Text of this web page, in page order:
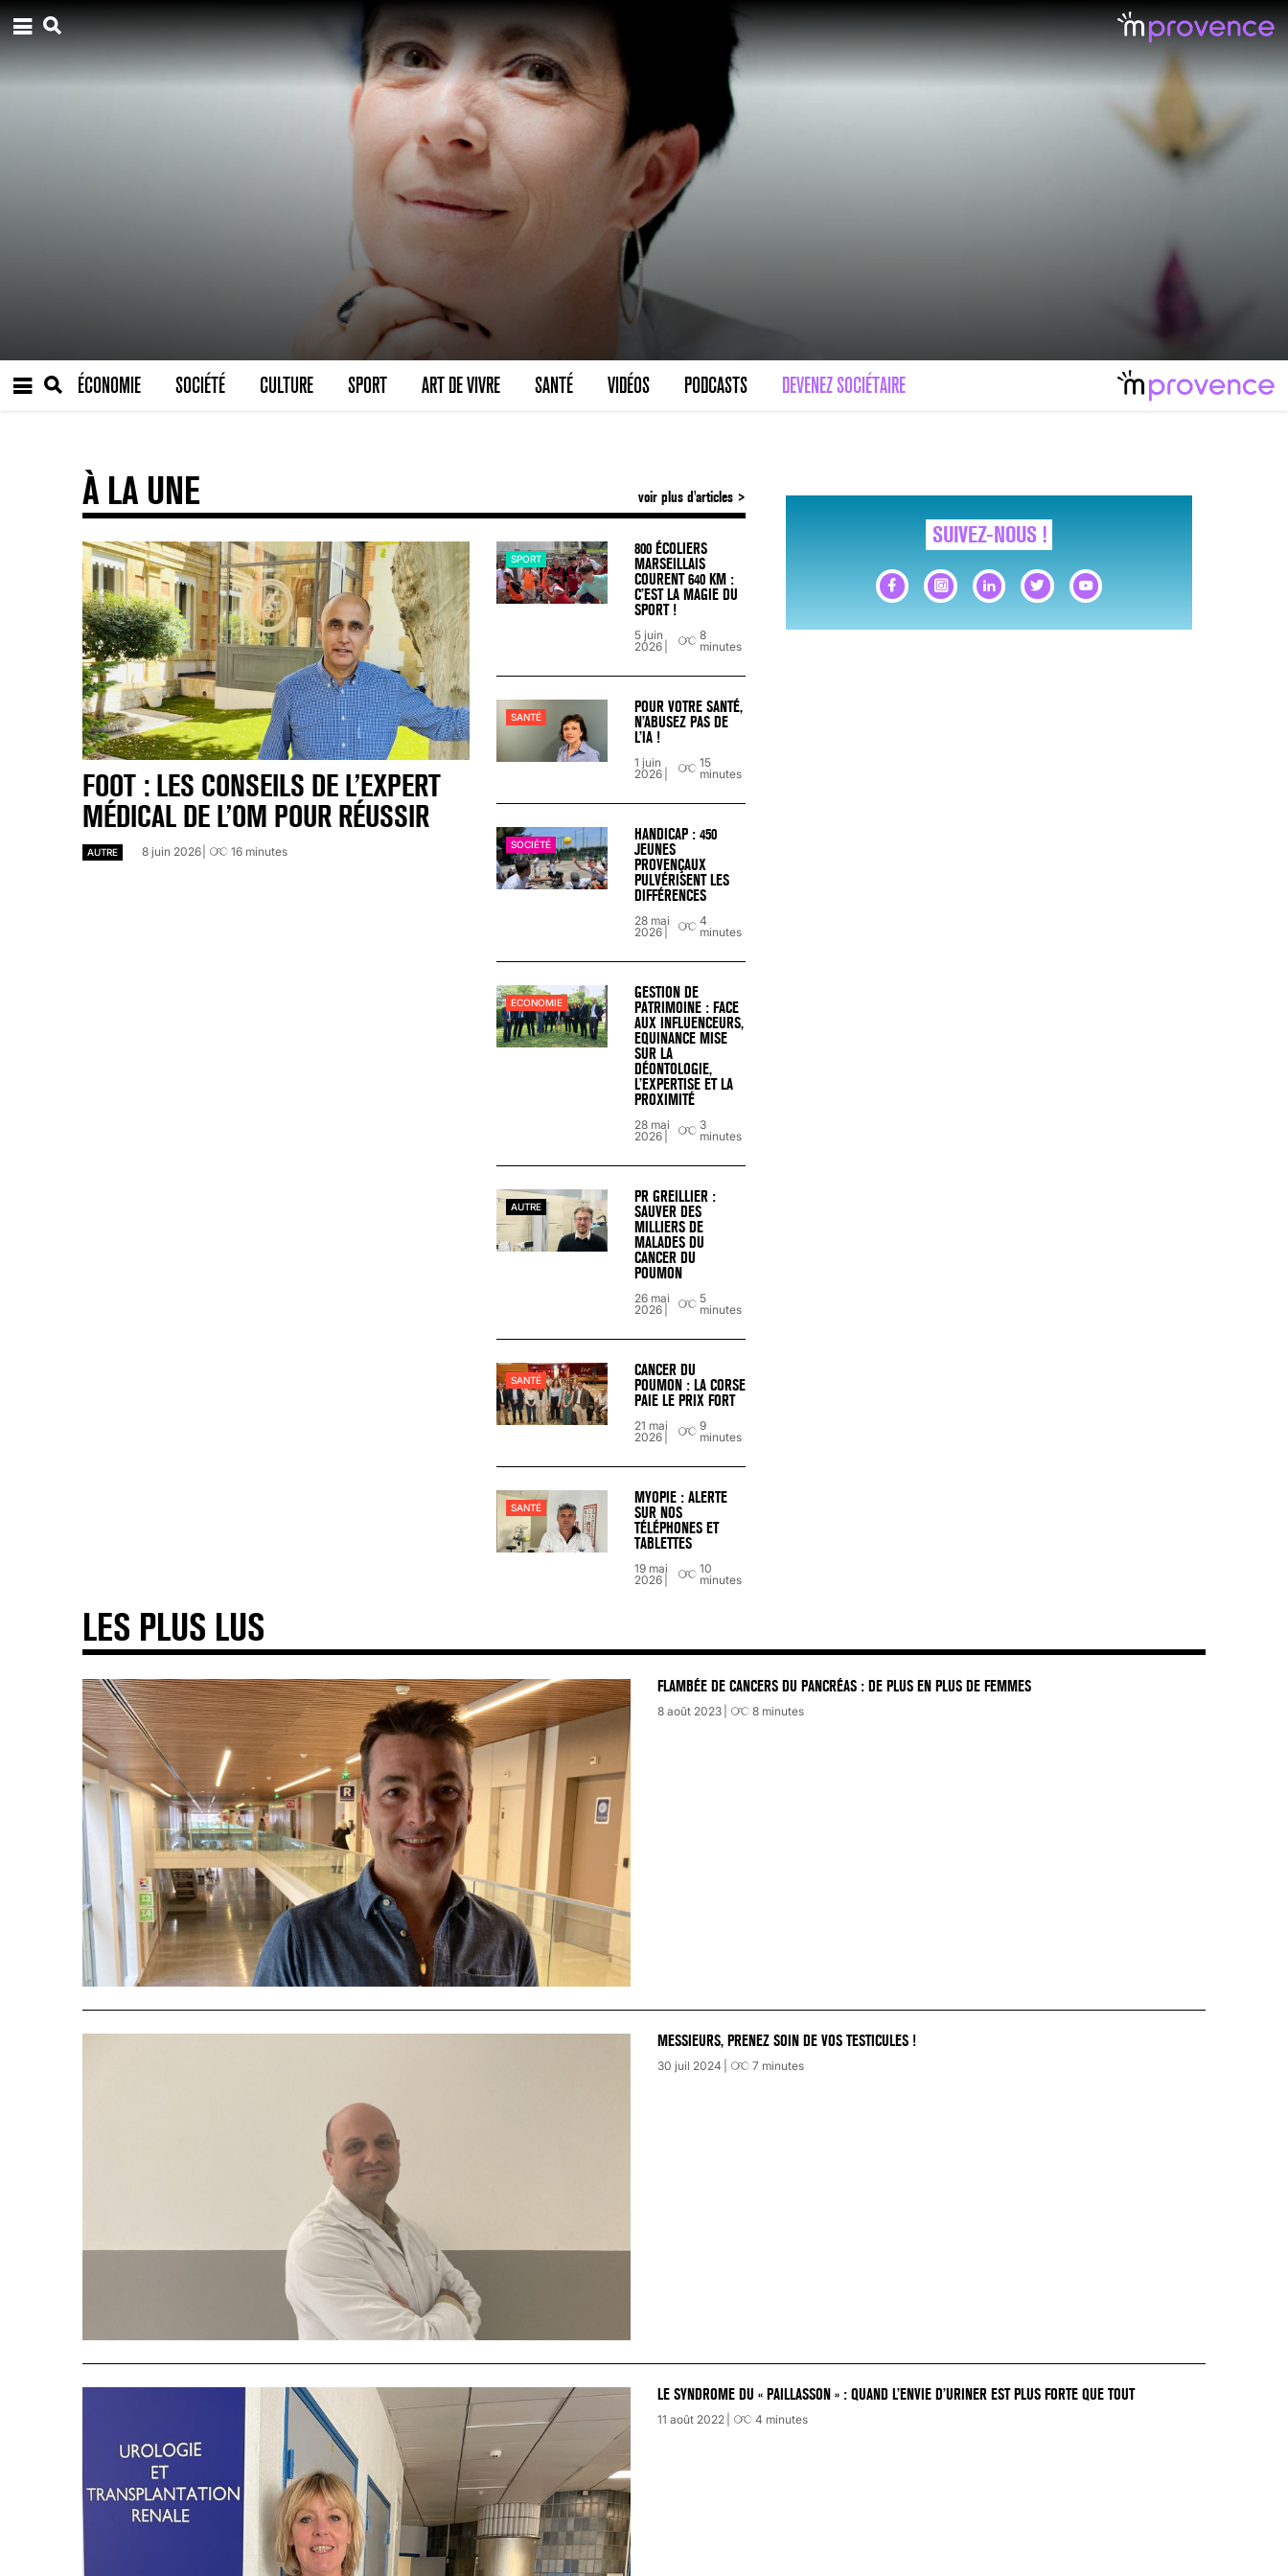
ÉCONOMIE SOCIÉTÉ CULTURE SPORT ART DE VIVRE SANTÉ VIDÉOS PODCASTS DEVENEZ SOCIÉTAIRE
À LA UNE
FOOT : LES CONSEILS DE L’EXPERT
MÉDICAL DE L’OM POUR RÉUSSIR
AUTRE 8 juin 2026 16 minutes
800 ÉCOLIERS
MARSEILLAIS
COURENT 640 KM :
C’EST LA MAGIE DU
SPORT !
SPORT
5 juin
2026
8
minutes
POUR VOTRE SANTÉ,
N’ABUSEZ PAS DE
L’IA !
SANTÉ
1 juin
2026
15
minutes
HANDICAP : 450
JEUNES
PROVENÇAUX
PULVÉRISENT LES
DIFFÉRENCES
SOCIÉTÉ
28 mai
2026
4
minutes
GESTION DE
PATRIMOINE : FACE
AUX INFLUENCEURS,
EQUINANCE MISE
SUR LA
DÉONTOLOGIE,
L’EXPERTISE ET LA
PROXIMITÉ
ECONOMIE
28 mai
2026
3
minutes
PR GREILLIER :
SAUVER DES
MILLIERS DE
MALADES DU
CANCER DU
POUMON
AUTRE
26 mai
2026
5
minutes
CANCER DU
POUMON : LA CORSE
PAIE LE PRIX FORT
SANTÉ
21 mai
2026
9
minutes
MYOPIE : ALERTE
SUR NOS
TÉLÉPHONES ET
TABLETTES
SANTÉ
19 mai
2026
10
minutes
voir plus d'articles
SUIVEZ-NOUS !
LES PLUS LUS
30 mai 2023
18 juil 2022
FLAMBÉE DE CANCERS DU PANCRÉAS : DE PLUS EN PLUS DE FEMMES
8 août 2023 8 minutes
MESSIEURS, PRENEZ SOIN DE VOS TESTICULES !
30 juil 2024 7 minutes
LE SYNDROME DU « PAILLASSON » : QUAND L’ENVIE D’URINER EST PLUS FORTE QUE TOUT
11 août 2022 4 minutes